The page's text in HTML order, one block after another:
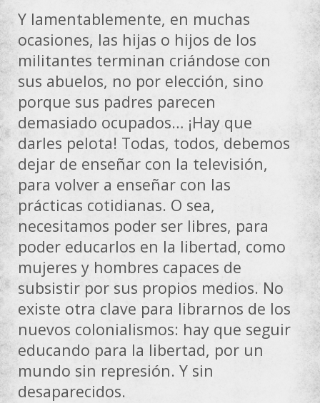
Y lamentablemente, en muchas
ocasiones, las hijas o hijos de los
militantes terminan criándose con
sus abuelos, no por elección, sino
porque sus padres parecen
demasiado ocupados… ¡Hay que
darles pelota! Todas, todos, debemos
dejar de enseñar con la televisión,
para volver a enseñar con las
prácticas cotidianas. O sea,
necesitamos poder ser libres, para
poder educarlos en la libertad, como
mujeres y hombres capaces de
subsistir por sus propios medios. No
existe otra clave para librarnos de los
nuevos colonialismos: hay que seguir
educando para la libertad, por un
mundo sin represión. Y sin
desaparecidos.